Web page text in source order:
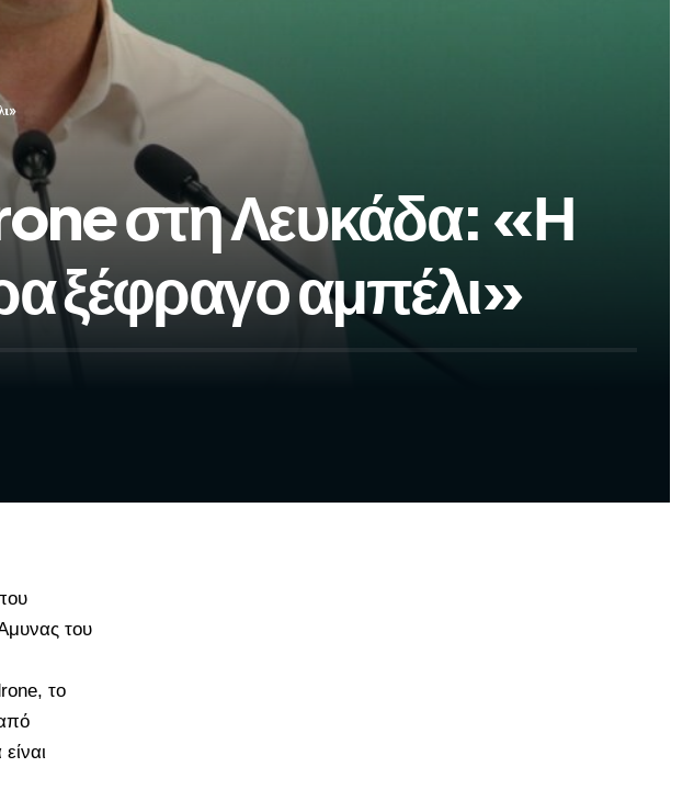
στη Λευκάδα: «Η
ξέφραγο αμπέλι»
του
το